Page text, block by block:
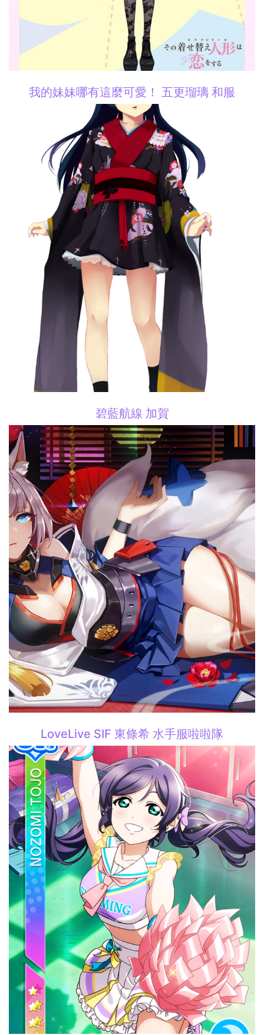
我的妹妹哪有這麼可愛！ 五更瑠璃 和服
碧藍航線 加賀
LoveLive SIF 東條希 水手服啦啦隊